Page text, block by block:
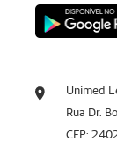
Unimed
Rua Dr.
CEP: